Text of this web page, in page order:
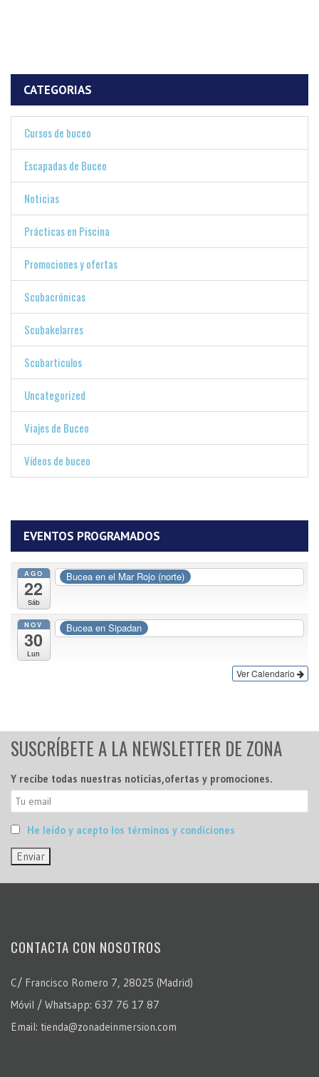
CATEGORIAS
Cursos de buceo
Escapadas de Buceo
Noticias
Prácticas en Piscina
Promociones y ofertas
Scubacrónicas
Scubakelarres
Scubarticulos
Uncategorized
Viajes de Buceo
Vídeos de buceo
EVENTOS PROGRAMADOS
AGO
22
Sáb
Bucea en el Mar Rojo (norte)
NOV
30
Lun
Bucea en Sipadan
Ver Calendario
SUSCRÍBETE A LA NEWSLETTER DE ZONA
Y recibe todas nuestras noticias,ofertas y promociones.
He leído y acepto los términos y condiciones
CONTACTA CON NOSOTROS
C/ Francisco Romero 7, 28025 (Madrid)
Móvil / Whatsapp: 637 76 17 87
Email: tienda@zonadeinmersion.com